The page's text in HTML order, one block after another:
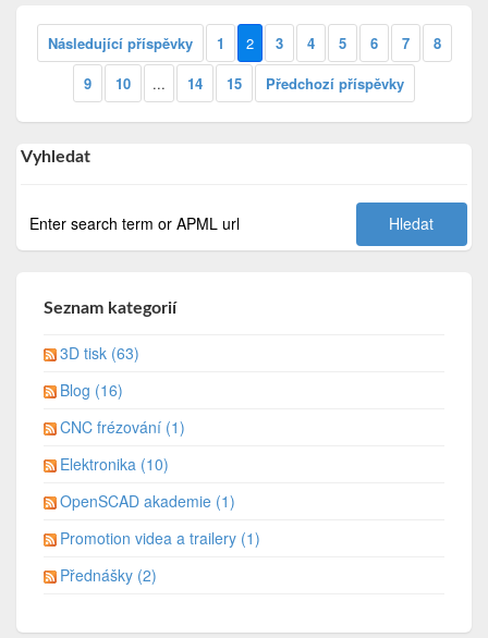
Následující příspěvky 1 2 3 4 5 6 7
8
9
10 ... 14 15 Předchozí příspěvky
Vyhledat
Seznam kategorií
3D tisk (63)
Blog (16)
CNC frézování (1)
Elektronika (10)
OpenSCAD akademie (1)
Promotion videa a trailery (1)
Přednášky (2)